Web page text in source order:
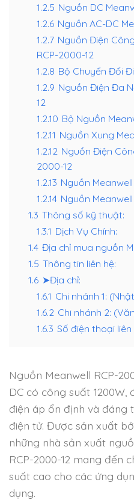
1.2.5 Nguồn DC
1.2.6 Nguồn AC-DC
1.2.7 Nguồn Điện
RCP-2000-12
1.2.8 Bộ Chuyển Đổi
1.2.9 Nguồn Điện Đa
12
1.2.10 Bộ Nguồn
1.2.11 Nguồn Xung
1.2.12 Nguồn Điện
2000-12
1.2.13 Nguồn
1.2.14 Nguồn Meanwell
1.3 Thông số kỹ thuật:
1.3.1 Dịch Vụ Chính:
1.4 Địa chỉ mua nguồn
1.5 Thông tin liên hệ:
1.6 ➤Địa chỉ:
1.6.1 Chi nhánh 1:
1.6.2 Chi nhánh 2:
1.6.3 Số điện thoại liên
Nguồn Meanwell RCP-
DC có công suất
điện áp ổn định và đáng
điện tử. Được sản xuất
những nhà sản xuất
RCP-2000-12 mang đến
suất cao cho các ứng
dụng.